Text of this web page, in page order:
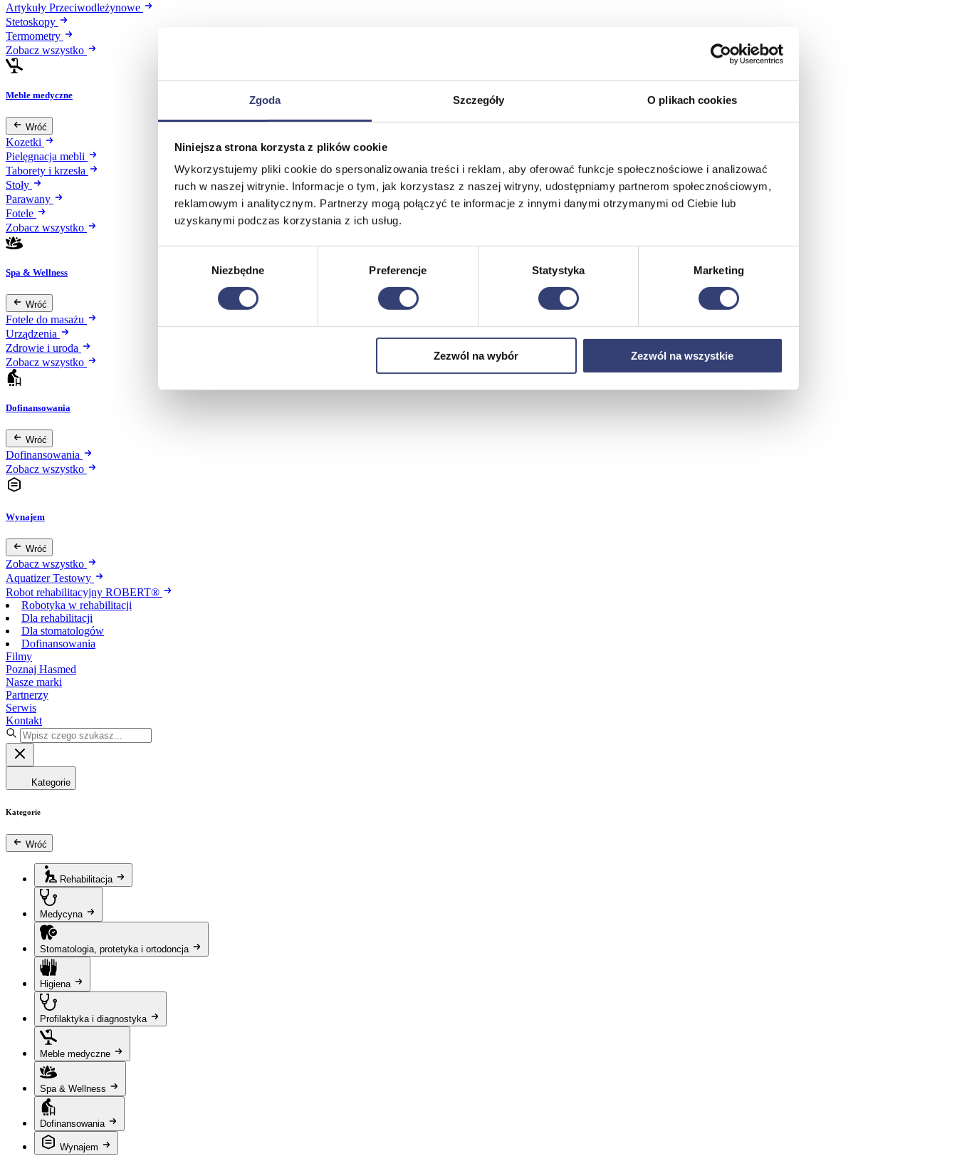
Zgoda Szczegóły O plikach cookies
Niniejsza strona korzysta z plików cookie
Wykorzystujemy pliki cookie do spersonalizowania treści i reklam, aby oferować funkcje społecznościowe i analizować
ruch w naszej witrynie. Informacje o tym, jak korzystasz z naszej witryny, udostępniamy partnerom społecznościowym,
reklamowym i analitycznym. Partnerzy mogą połączyć te informacje z innymi danymi otrzymanymi od Ciebie lub
uzyskanymi podczas korzystania z ich usług.
Niezbędne Preferencje Statystyka Marketing
Zezwól na wybór Zezwól na wszystkie
Artykuły Przeciwodleżynowe
Stetoskopy
Termometry
Zobacz wszystko
Meble medyczne
Wróć
Kozetki
Pielęgnacja mebli
Taborety i krzesła
Stoły
Parawany
Fotele
Zobacz wszystko
Spa & Wellness
Wróć
Fotele do masażu
Urządzenia
Zdrowie i uroda
Zobacz wszystko
Dofinansowania
Wróć
Dofinansowania
Zobacz wszystko
Wynajem
Wróć
Zobacz wszystko
Aquatizer Testowy
Robot rehabilitacyjny ROBERT®
Robotyka w rehabilitacji
Dla rehabilitacji
Dla stomatologów
Dofinansowania
Filmy
Poznaj Hasmed
Nasze marki
Partnerzy
Serwis
Kontakt
Kategorie
Kategorie
Wróć
Rehabilitacja
Medycyna
Stomatologia, protetyka i ortodoncja
Higiena
Profilaktyka i diagnostyka
Meble medyczne
Spa & Wellness
Dofinansowania
Wynajem